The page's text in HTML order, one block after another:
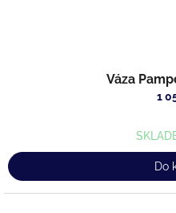
Váza
1
Do